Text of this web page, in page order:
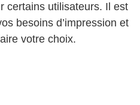
certains utilisateurs. Il est
besoins d’impression et
votre choix.